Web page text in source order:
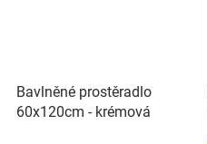
Bavlněné prostěradlo
60x120cm - krémová